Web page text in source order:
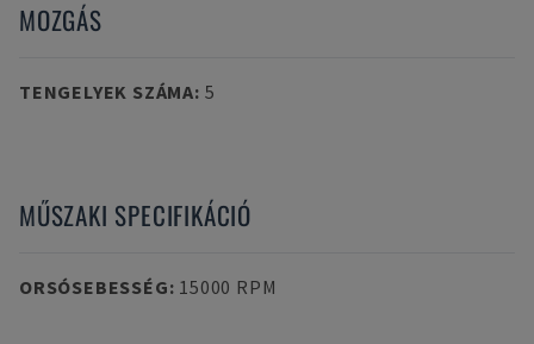
MOZGÁS
TENGELYEK SZÁMA: 5
MŰSZAKI SPECIFIKÁCIÓ
ORSÓSEBESSÉG: 15000 RPM